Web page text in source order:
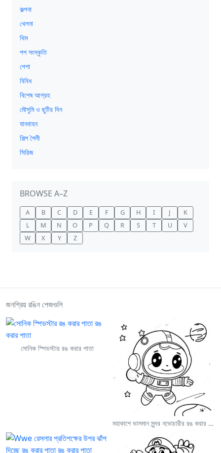
কল্পনা
খেলনা
থিম
পপ সংস্কৃতি
পেশা
বিবিধ
বিশেষ আগ্রহ
মৌসুমি ও ছুটির দিন
যানবাহন
শিল্প শৈলী
সিরিজ
BROWSE A–Z
A B C D E F G H I J
K
L
M N O P Q R S T U
V
W
X Y Z
জনপ্রিয় রঙিন পেজগুলি
সোনিক স্পিডস্টার রঙ করার পাতা
মহাকাশে ভাসমান সুন্দর নভোচারীর রঙ করার পাতা